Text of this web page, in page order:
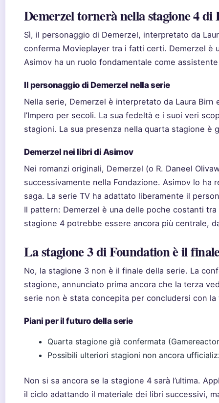
Demerzel tornerà nella stagione 4 di
Sì, il personaggio di Demerzel, interpretato da
conferma Movieplayer tra i fatti certi. Demerzel è
Asimov ha un ruolo fondamentale come assistente
Il personaggio di Demerzel nella serie
Nella serie, Demerzel è interpretato da Laura
l’Impero per secoli. La sua fedeltà e i suoi veri
stagioni. La sua presenza nella quarta stagione è
Demerzel nei libri di Asimov
Nei romanzi originali, Demerzel (o R. Daneel
successivamente nella Fondazione. Asimov lo ha
saga. La serie TV ha adattato liberamente il
Il pattern: Demerzel è una delle poche costanti
stagione 4 potrebbe essere ancora più centrale,
La stagione 3 di Foundation è il
No, la stagione 3 non è il finale della serie. La
stagione, annunciato prima ancora che la terza
serie non è stata concepita per concludersi con
Piani per il futuro della serie
Quarta stagione già confermata
Possibili ulteriori stagioni non ancora
Non si sa ancora se la stagione 4 sarà l’ultima.
il ciclo adattando il materiale dei libri successivi,